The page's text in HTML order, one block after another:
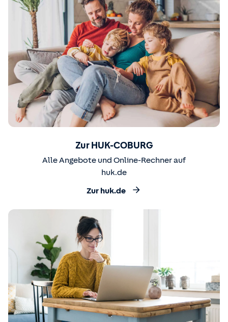
Zur HUK-COBURG
Alle Angebote und Online-Rechner auf
huk.de
Zur huk.de